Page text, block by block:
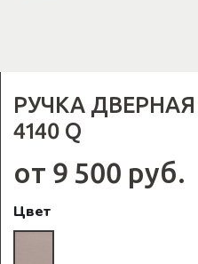
РУЧКА ДВЕРНАЯ
4140 Q
от 9 500 руб.
Цвет